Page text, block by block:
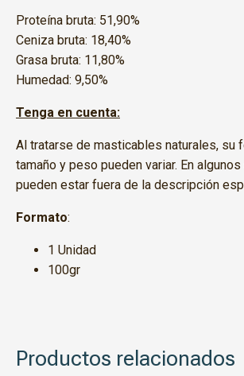
Proteína bruta: 51,90%
Ceniza bruta: 18,40%
Grasa bruta: 11,80%
Humedad: 9,50%
Tenga en cuenta:
Al tratarse de masticables naturales, su
tamaño y peso pueden variar. En
pueden estar fuera de la descripción
Formato:
1 Unidad
100gr
Productos relacionados